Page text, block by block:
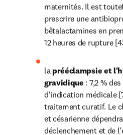
maternités. Il est
prescrire une
bêtalactamines en
12 heures de rupture
la prééclampsie et
gravidique : 7,2 %
d'indication médicale
traitement curatif. Le
et césarienne
déclenchement et de